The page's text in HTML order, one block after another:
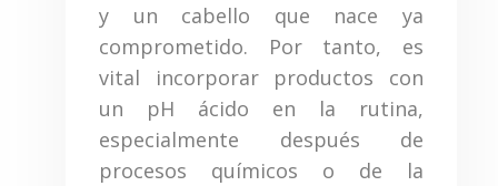
y un cabello que nace ya
comprometido. Por tanto, es
vital incorporar productos con
un pH ácido en la rutina,
especialmente después de
procesos químicos o de la